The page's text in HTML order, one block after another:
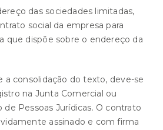
das sociedades limitadas,
social da empresa para
que dispõe sobre o endereço da
a consolidação do texto, deve-se
na Junta Comercial ou
de Pessoas Jurídicas. O contrato
assinado e com firma